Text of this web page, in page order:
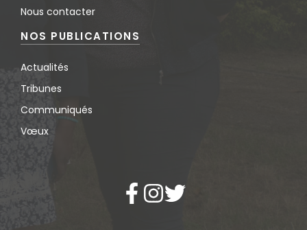
Nous contacter
NOS PUBLICATIONS
Actualités
Tribunes
Communiqués
Vœux